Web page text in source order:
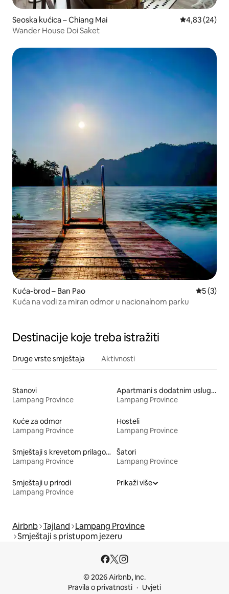
Seoska kućica – Chiang Mai Prosječna
4,83 (24)
Wander House Doi Saket
Kuća-brod – Ban Pao
5 (3)
Kuća na vodi za miran odmor u nacionalnom parku
Destinacije koje treba istražiti
Druge vrste smještaja Aktivnosti
Stanovi
Lampang Province
Apartmani s dodatnim uslugama
Lampang Province
Kuće za odmor
Lampang Province
Hosteli
Lampang Province
Smještaji s krevetom prilagođene visine
Lampang Province
Šatori
Lampang Province
Smještaji u prirodi
Lampang Province
Prikaži više
Airbnb Tajland Lampang Province
Smještaji s pristupom jezeru
© 2026 Airbnb, Inc.
Pravila o privatnosti
Uvjeti